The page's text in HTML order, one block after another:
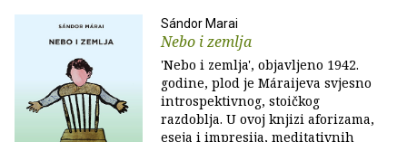
Sándor Marai
Nebo i zemlja
'Nebo i zemlja', objavljeno 1942.
godine, plod je Máraijeva svjesno
introspektivnog, stoičkog
razdoblja. U ovoj knjizi aforizama,
eseja i impresija, meditativnih